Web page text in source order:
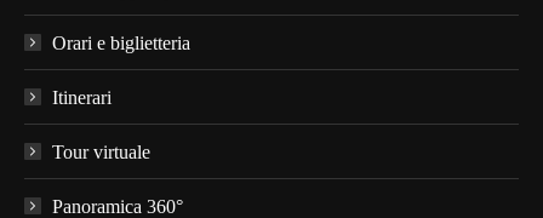
Orari e biglietteria
Itinerari
Tour virtuale
Panoramica 360°